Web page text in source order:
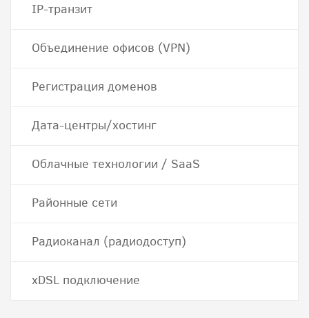
IP-транзит
Объединение офисов (VPN)
Регистрация доменов
Дата-центры/хостинг
Облачные технологии / SaaS
Районные сети
Радиоканал (радиодоступ)
хDSL подключение